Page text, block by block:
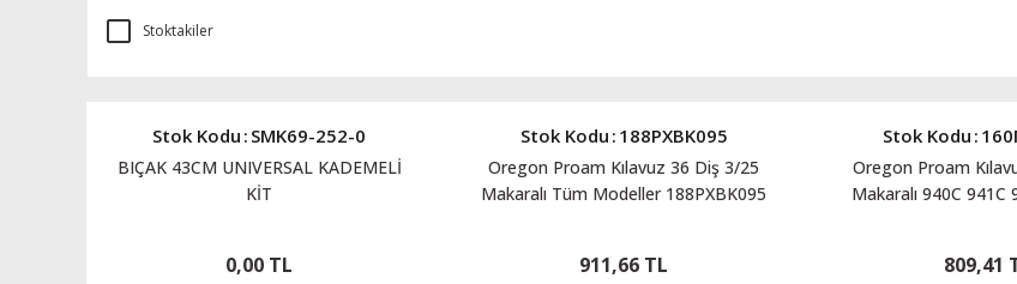
Stoktakiler
Stok Kodu : SMK69-252-0
BIÇAK 43CM UNIVERSAL KADEMELİ
KİT
0,00 TL
Stok Kodu : 188PXBK095
Oregon Proam Kılavuz 36 Diş 3/25
Makaralı Tüm Modeller 188PXBK095
911,66 TL
Stok Kodu :
Oregon Proam
Makaralı 940C 941C
809,41